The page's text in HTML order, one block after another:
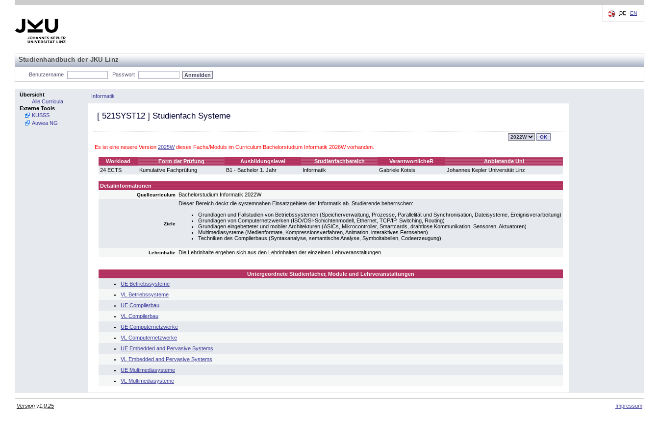
Studienhandbuch der JKU Linz
DE EN
Benutzername Passwort
Übersicht
Alle Curricula
Externe Tools
KUSSS
Auwea NG
Informatik
[ 521SYST12 ] Studienfach Systeme
Es ist eine neuere Version 2025Wdieses Fachs/Moduls im Curriculum Bachelorstudium Informatik 2026W vorhanden.
Workload Form der Prüfung Ausbildungslevel Studienfachbereich VerantwortlicheR
Anbietende Uni
24 ECTS
Kumulative Fachprüfung B1 - Bachelor 1. Jahr Informatik Gabriele Kotsis Johannes Kepler Universität Linz
Detailinformationen
Quellcurriculum Bachelorstudium Informatik 2022W
Ziele
Dieser Bereich deckt die systemnahen Einsatzgebiete der Informatik ab. Studierende beherrschen:
Grundlagen und Fallstudien von Betriebssystemen (Speicherverwaltung, Prozesse, Parallelität und Synchronisation, Dateisysteme, Ereignisverarbeitung)
Grundlagen von Computernetzwerken (ISO/OSI-Schichtenmodell, Ethernet, TCP/IP, Switching, Routing)
Grundlagen eingebetteter und mobiler Architekturen (ASICs, Mikrocontroller, Smartcards, drahtlose Kommunikation, Sensoren, Aktuatoren)
Multimediasysteme (Medienformate, Kompressionsverfahren, Animation, interaktives Fernsehen)
Techniken des Compilerbaus (Syntaxanalyse, semantische Analyse, Symboltabellen, Codeerzeugung).
Lehrinhalte Die Lehrinhalte ergeben sich aus den Lehrinhalten der einzelnen Lehrveranstaltungen.
Untergeordnete Studienfächer, Module und Lehrveranstaltungen
UE Betriebssysteme
VL Betriebssysteme
UE Compilerbau
VL Compilerbau
UE Computernetzwerke
VL Computernetzwerke
UE Embedded and Pervasive Systems
VL Embedded and Pervasive Systems
UE Multimediasysteme
VL Multimediasysteme
Version v1.0.25 Impressum